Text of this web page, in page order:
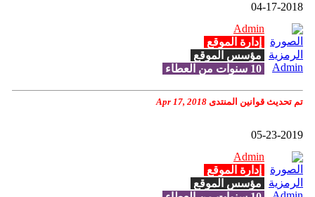
04-17-2018
Admin
إدارة الموقع
مؤسس الموقع
تم تحديث قوانين المنتدى Apr 17, 2018
05-23-2019
Admin
إدارة الموقع
مؤسس الموقع